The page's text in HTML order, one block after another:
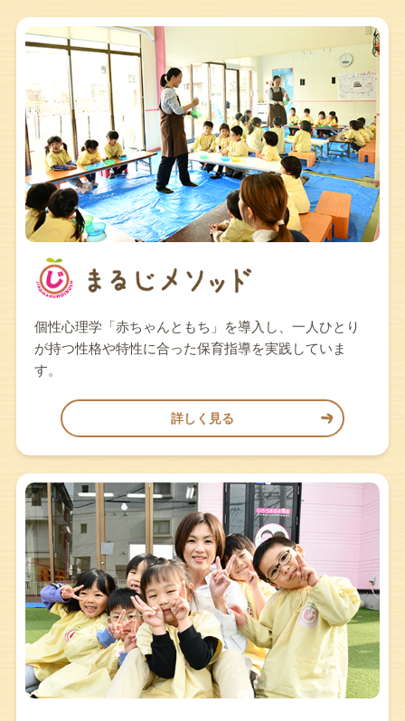
個性心理学「赤ちゃんともち」を導入し、一人ひとり
が持つ性格や特性に合った保育指導を実践していま
す。
詳しく見る